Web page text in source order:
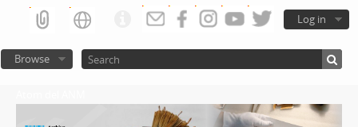
Log in
Browse